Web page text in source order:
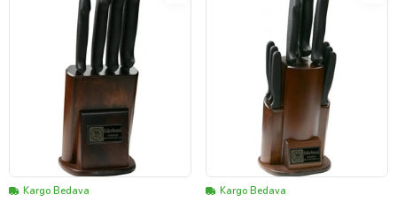
Kargo Bedava Kargo Bedava